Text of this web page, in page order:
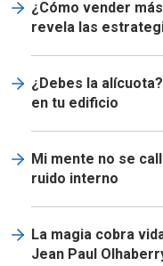
¿Cómo vender
revela las
¿Debes la
en tu edificio
Mi mente no se
ruido interno
La magia cobra
Jean Paul